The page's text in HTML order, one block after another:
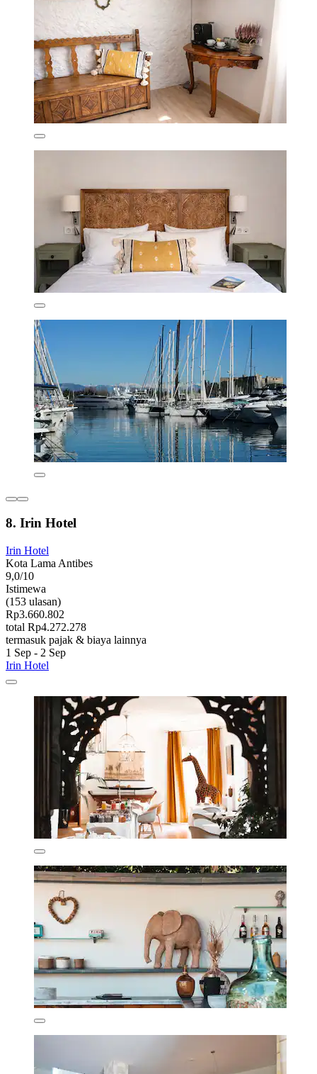
8. Irin Hotel
Irin Hotel
Kota Lama Antibes
9,0/10
Istimewa
(153 ulasan)
Rp3.660.802
total Rp4.272.278
termasuk pajak & biaya lainnya
1 Sep - 2 Sep
Irin Hotel